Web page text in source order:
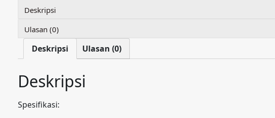
Deskripsi
Ulasan (0)
Deskripsi Ulasan (0)
Deskripsi
Spesifikasi: